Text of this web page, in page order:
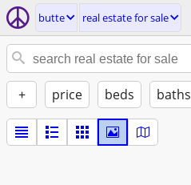
butte real estate for sale
+ price beds baths